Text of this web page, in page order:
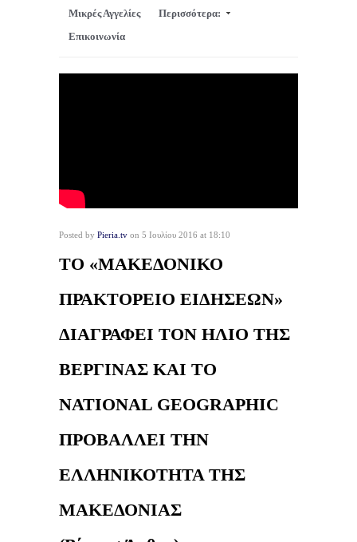
Μικρές Αγγελίες
Περισσότερα:
Επικοινωνία
Posted by Pieria.tv on 5 Ιουλίου 2016 at 18:10
ΤΟ «ΜΑΚΕΔΟΝΙΚΟ
ΠΡΑΚΤΟΡΕΙΟ ΕΙΔΗΣΕΩΝ»
ΔΙΑΓΡΑΦΕΙ ΤΟΝ ΗΛΙΟ ΤΗΣ
ΒΕΡΓΙΝΑΣ ΚΑΙ ΤΟ
NATIONAL GEOGRAPHIC
ΠΡΟΒΑΛΛΕΙ ΤΗΝ
ΕΛΛΗΝΙΚΟΤΗΤΑ ΤΗΣ
ΜΑΚΕΔΟΝΙΑΣ